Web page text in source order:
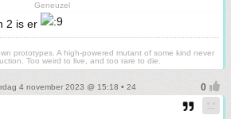
Geneuzel
2 is er
prototypes. A high-powered mutant of some kind never
Too weird to live, and too rare to die.
4 november 2023 @ 15:18 • 24